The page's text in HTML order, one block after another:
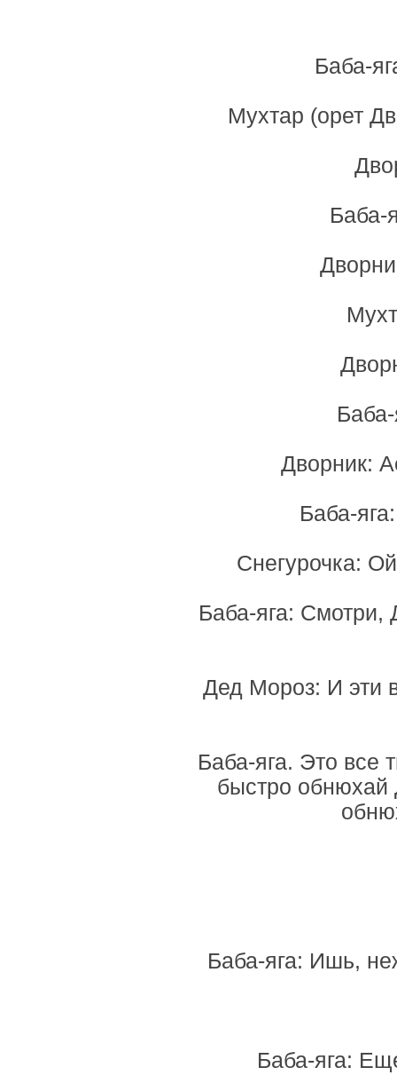
Баба-
Мухтар (орет
Баба-
Дворник:
Баба-
Снегурочка:
Баба-яга: Смотри,
Дед Мороз: И эти
Баба-яга. Это все
быстро обнюхай
Баба-яга: Ишь,
Баба-яга: